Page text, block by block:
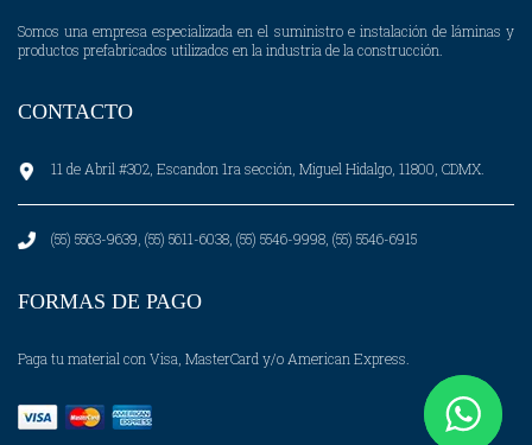
Somos una empresa especializada en el suministro e instalación de láminas y
productos prefabricados utilizados en la industria de la construcción.
CONTACTO
11 de Abril #302, Escandon 1ra sección, Miguel Hidalgo, 11800, CDMX.
(55) 5563-9639, (55) 5611-6038, (55) 5546-9998, (55) 5546-6915
FORMAS DE PAGO
Paga tu material con Visa, MasterCard y/o American Express.